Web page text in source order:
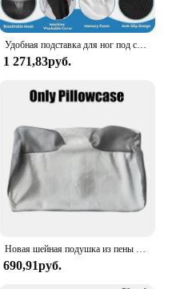
Удобная подставка для ног под столом, табурет для поддержки ног, Эргономичный Подставка для ног для дома и офиса, работы, игровые аксессуары, облегчение боли в ногах
1 271,83руб.
690,91руб.